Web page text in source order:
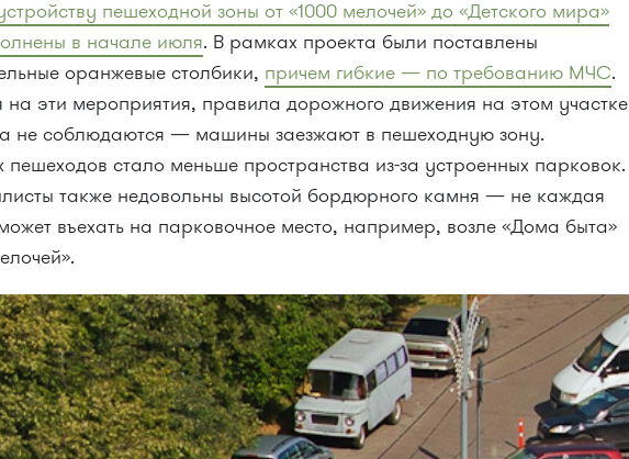
пешеходной зоны от «1000 мелочей» до «Детского мира»
в начале июля. В рамках проекта были поставлены
оранжевые столбики, причем гибкие — по требованию МЧС.
на эти мероприятия, правила дорожного движения на этом участке
не соблюдаются — машины заезжают в пешеходную зону.
пешеходов стало меньше пространства из-за устроенных парковок.
также недовольны высотой бордюрного камня — не каждая
въехать на парковочное место, например, возле «Дома быта»